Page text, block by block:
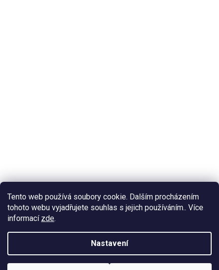
Tento web používá soubory cookie. Dalším procházením
tohoto webu vyjadřujete souhlas s jejich používáním.. Více
informací zde.
Nastavení